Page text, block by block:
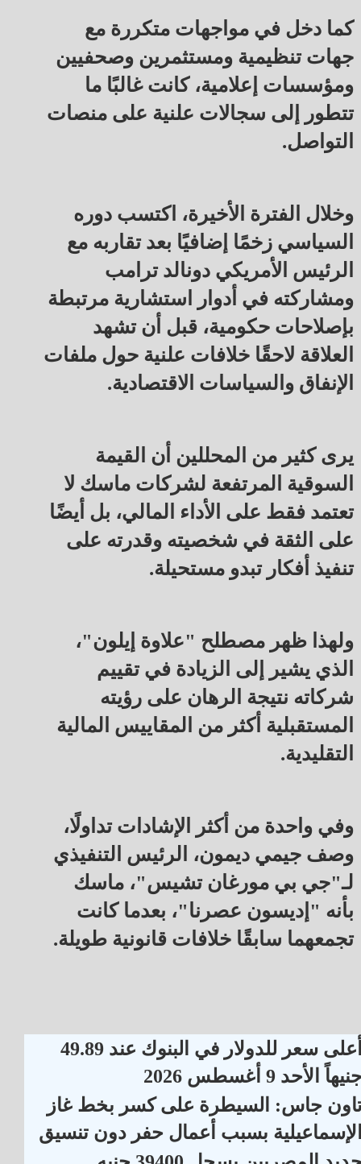
كما دخل في مواجهات متكررة مع
جهات تنظيمية ومستثمرين وصحفيين
ومؤسسات إعلامية، كانت غالبًا ما
تتطور إلى سجالات علنية على منصات
التواصل.
وخلال الفترة الأخيرة، اكتسب دوره
السياسي زخمًا إضافيًا بعد تقاربه مع
الرئيس الأمريكي دونالد ترامب
ومشاركته في أدوار استشارية مرتبطة
بإصلاحات حكومية، قبل أن تشهد
العلاقة لاحقًا خلافات علنية حول ملفات
الإنفاق والسياسات الاقتصادية.
يرى كثير من المحللين أن القيمة
السوقية المرتفعة لشركات ماسك لا
تعتمد فقط على الأداء المالي، بل أيضًا
على الثقة في شخصيته وقدرته على
تنفيذ أفكار تبدو مستحيلة.
ولهذا ظهر مصطلح "علاوة إيلون"،
الذي يشير إلى الزيادة في تقييم
شركاته نتيجة الرهان على رؤيته
المستقبلية أكثر من المقاييس المالية
التقليدية.
وفي واحدة من أكثر الإشادات تداولًا،
وصف جيمي ديمون، الرئيس التنفيذي
لـ"جي بي مورغان تشيس"، ماسك
بأنه "إديسون عصرنا"، بعدما كانت
تجمعهما سابقًا خلافات قانونية طويلة.
أعلى سعر للدولار في البنوك عند 49.89
الأحد 9 أغسطس 2026
جاس: السيطرة على كسر بخط غاز
بسبب أعمال حفر دون تنسيق